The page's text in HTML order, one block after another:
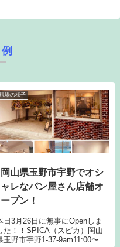
現場の様子
岡山県玉野市宇野でオシ
ャレなパン屋さん店舗オ
ープン！
日3月26日に無事にOpenしま
た！！SPICA（スピカ）岡山
玉野市宇野1-37-9am11:00〜ア